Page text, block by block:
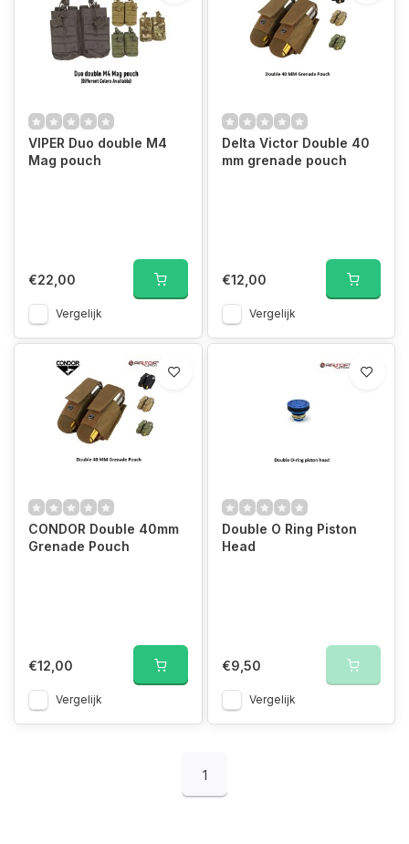
VIPER Duo double M4
Mag pouch
€22,00
Vergelijk
Delta Victor Double 40
mm grenade pouch
€12,00
Vergelijk
CONDOR Double 40mm
Grenade Pouch
€12,00
Vergelijk
Double O Ring Piston
Head
€9,50
Vergelijk
1